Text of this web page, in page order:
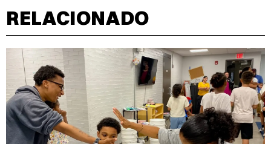
RELACIONADO